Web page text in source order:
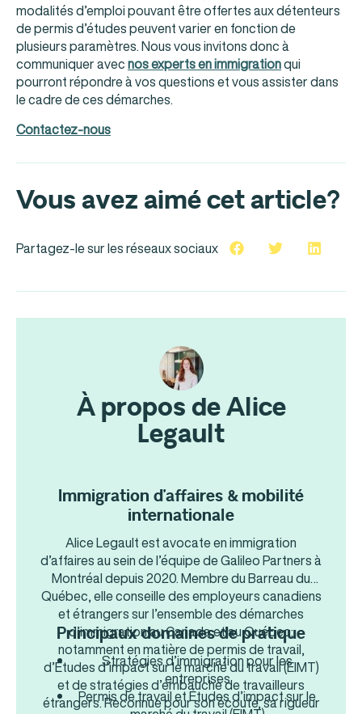
modalités d’emploi pouvant être offertes aux détenteurs
de permis d’études peuvent varier en fonction de
plusieurs paramètres. Nous vous invitons donc à
communiquer avecnos experts en immigrationqui
pourront répondre à vos questions et vous assister dans
le cadre de ces démarches.
Contactez-nous
Vous avez aimé cet article?
Partagez-le sur les réseaux sociaux
À propos de Alice
Legault
Immigration d’affaires & mobilité
internationale
Alice Legault est avocate en immigration
d’affaires au sein de l’équipe de Galileo Partners à
Montréal depuis 2020. Membre du Barreau du
Québec, elle conseille des employeurs canadiens
et étrangers sur l’ensemble des démarches
d’immigration au Canada et au Québec;
notamment en matière de permis de travail,
d’Études d’impact sur le marché du travail (EIMT)
et de stratégies d’embauche de travailleurs
étrangers. Reconnue pour son écoute, sa rigueur
Principaux domaines de pratique
Stratégies d’immigration pour les
entreprises
Permis de travail et Études d’impact sur le